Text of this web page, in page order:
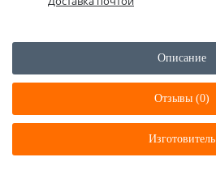
Описание
Отзывы (0)
Изготовитель